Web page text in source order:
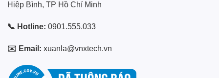
Hiệp Bình, TP Hồ Chí Minh
📞 Hotline: 0901.555.033
✉️ Email: xuanla@vnxtech.vn